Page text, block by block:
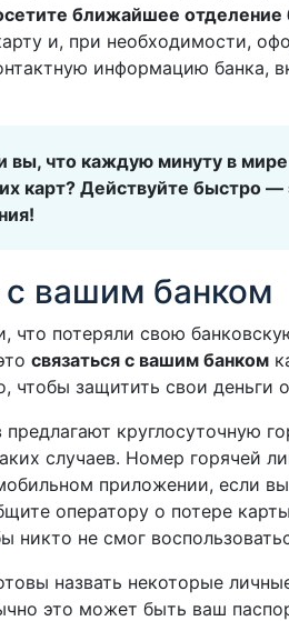
ближайшее отделение
и, при необходимости,
информацию банка,
вы, что каждую минуту в
карт? Действуйте быстро
вашим банком
что потеряли свою
связаться с вашим банком
чтобы защитить свои деньги
круглосуточную
случаев. Номер горячей
приложении, если
оператору о потере
никто не смог
назвать некоторые
это может быть ваш